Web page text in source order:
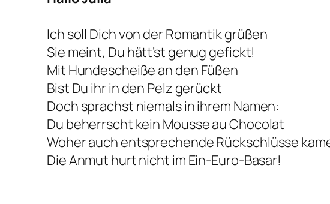
Ich soll Dich von der Romantik grüßen
Sie meint, Du hätt’st genug gefickt!
Mit Hundescheiße an den Füßen
Bist Du ihr in den Pelz gerückt
Doch sprachst niemals in ihrem Namen:
Du beherrscht kein Mousse au Chocolat
Woher auch entsprechende Rückschlüsse
Die Anmut hurt nicht im Ein-Euro-Basar!